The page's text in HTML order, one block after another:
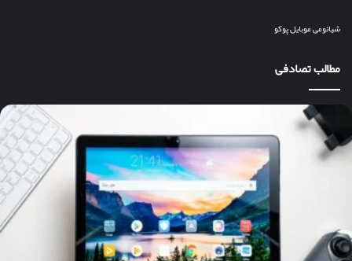
شیائومیموبایلپوکو
مطالب تصادفی